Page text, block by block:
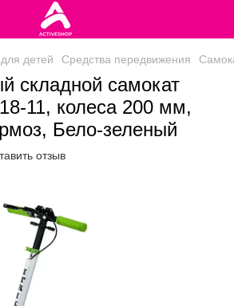
детей Средства передвижения
складной самокат
11, колеса 200 мм,
Бело-зеленый
отзыв